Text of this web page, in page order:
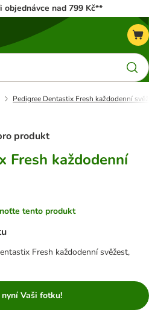
objednávce nad 799 Kč**
Pedigree Dentastix Fresh každodenní
produkt
Fresh každodenní
tento produkt
Fresh každodenní svěžest,
Vaši fotku!